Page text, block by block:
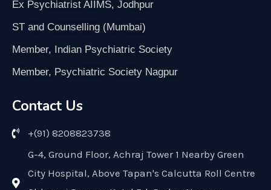
Ex Psychiatrist AIIMS, Jodhpur
ST and Counselling (Mumbai)
Member, Indian Psychiatric Society
Member, Psychiatric Society Nagpur
Contact Us
+(91) 8208823738
G-4, Ground Floor, Achraj Tower 1 Nearby Green
City Hospital, Above Tapan's Calcutta Roll Centre